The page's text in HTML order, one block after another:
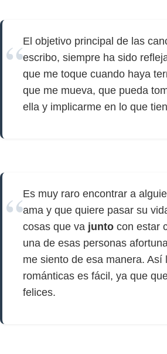
El objetivo principal de las
escribo, siempre ha sido
que me toque cuando haya
que me mueva, que pueda
ella y implicarme en lo que
Es muy raro encontrar a
ama y que quiere pasar su
cosas que va junto con estar
una de esas personas
me siento de esa manera. Así
románticas es fácil, ya que
felices.